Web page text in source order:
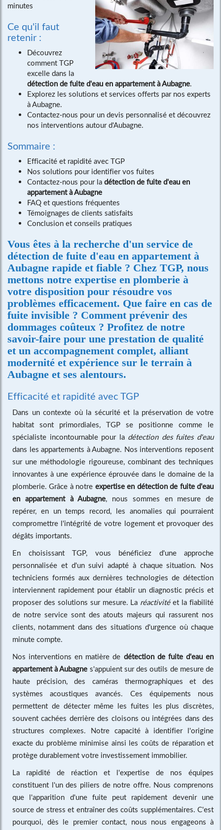
minutes
Ce qu'il faut
retenir :
Découvrez
comment TGP
excelle dans la
détection de fuite d'eau en appartement à Aubagne.
Explorez les solutions et services offerts par nos experts
à Aubagne.
Contactez-nous pour un devis personnalisé et découvrez
nos interventions autour d'Aubagne.
Sommaire :
Efficacité et rapidité avec TGP
Nos solutions pour identifier vos fuites
Contactez-nous pour la détection de fuite d'eau en
appartement à Aubagne
FAQ et questions fréquentes
Témoignages de clients satisfaits
Conclusion et conseils pratiques
Vous êtes à la recherche d'un service de
détection de fuite d'eau en appartement à
Aubagne rapide et fiable ? Chez TGP, nous
mettons notre expertise en plomberie à
votre disposition pour résoudre vos
problèmes efficacement. Que faire en cas de
fuite invisible ? Comment prévenir des
dommages coûteux ? Profitez de notre
savoir-faire pour une prestation de qualité
et un accompagnement complet, alliant
modernité et expérience sur le terrain à
Aubagne et ses alentours.
Efficacité et rapidité avec TGP
Dans un contexte où la sécurité et la préservation de votre
habitat sont primordiales, TGP se positionne comme le
spécialiste incontournable pour la détection des fuites d'eau
dans les appartements à Aubagne. Nos interventions reposent
sur une méthodologie rigoureuse, combinant des techniques
innovantes à une expérience éprouvée dans le domaine de la
plomberie. Grâce à notre expertise en détection de fuite d'eau
en appartement à Aubagne, nous sommes en mesure de
repérer, en un temps record, les anomalies qui pourraient
compromettre l'intégrité de votre logement et provoquer des
dégâts importants.
En choisissant TGP, vous bénéficiez d'une approche
personnalisée et d'un suivi adapté à chaque situation. Nos
techniciens formés aux dernières technologies de détection
interviennent rapidement pour établir un diagnostic précis et
proposer des solutions sur mesure. La réactivitéet la fiabilité
de notre service sont des atouts majeurs qui rassurent nos
clients, notamment dans des situations d'urgence où chaque
minute compte.
Nos interventions en matière de détection de fuite d'eau en
appartement à Aubagne s'appuient sur des outils de mesure de
haute précision, des caméras thermographiques et des
systèmes acoustiques avancés. Ces équipements nous
permettent de détecter même les fuites les plus discrètes,
souvent cachées derrière des cloisons ou intégrées dans des
structures complexes. Notre capacité à identifier l'origine
exacte du problème minimise ainsi les coûts de réparation et
protège durablement votre investissement immobilier.
La rapidité de réaction et l'expertise de nos équipes
constituent l'un des piliers de notre offre. Nous comprenons
que l'apparition d'une fuite peut rapidement devenir une
source de stress et entraîner des coûts supplémentaires. C'est
pourquoi, dès le premier contact, nous nous engageons à